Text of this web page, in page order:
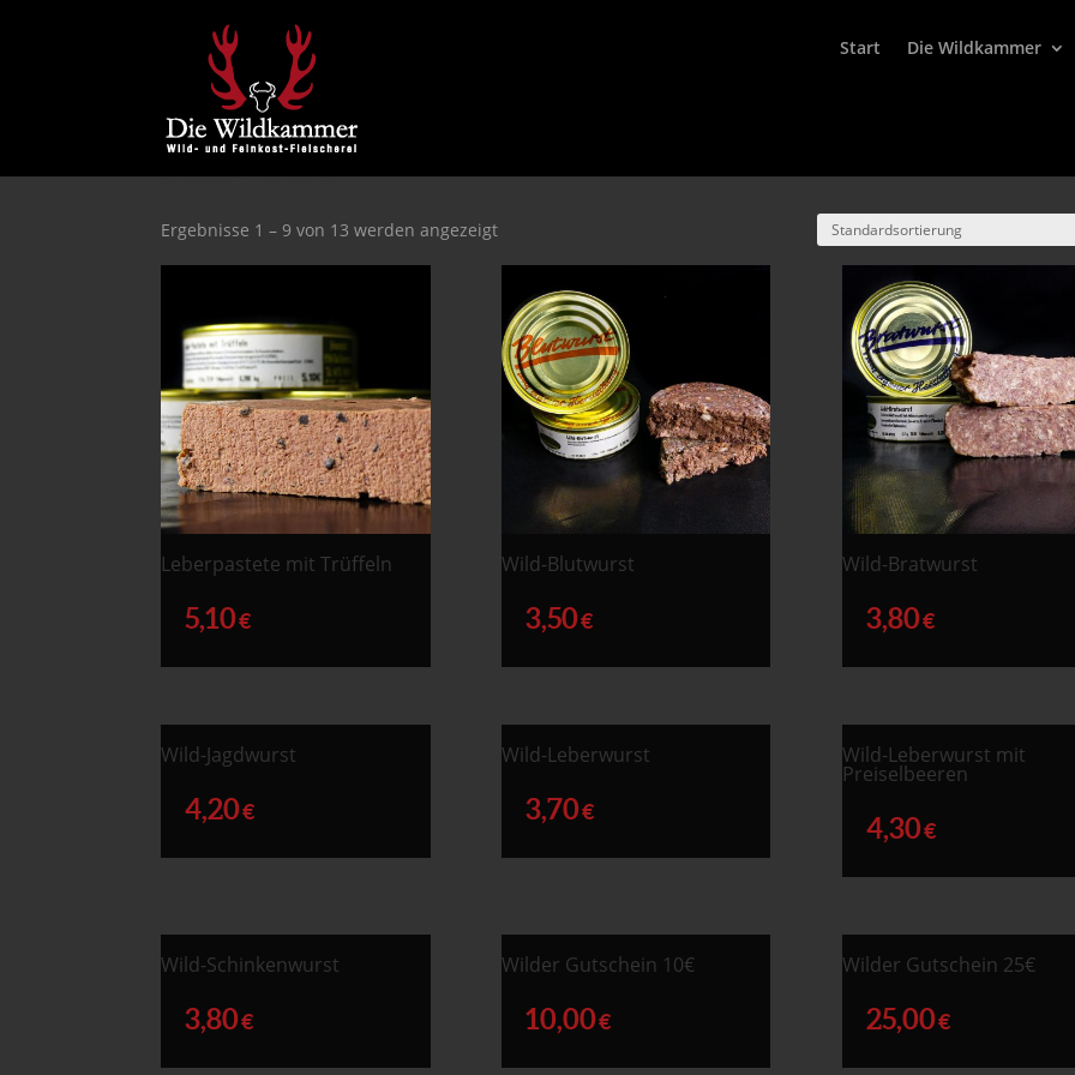
Start Die Wildkammer
Konserven
Ergebnisse 1 – 9 von 13 werden angezeigt
Leberpastete mit Trüffeln
5,10€
Wild-Blutwurst
3,50€
Wild-Bratwurst
3,80€
Wild-Jagdwurst
4,20€
Wild-Leberwurst
3,70€
Wild-Leberwurst mit
Preiselbeeren
4,30€
Wild-Schinkenwurst
3,80€
Wilder Gutschein 10€
10,00€
Wilder Gutschein 25€
25,00€